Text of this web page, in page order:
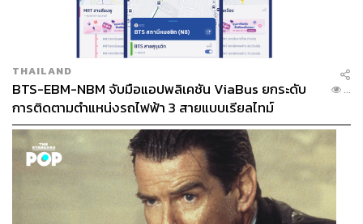
THAILAND
BTS-EBM-NBM จับมือแอปพลิเคชัน ViaBus ยกระดับ
การติดตามตำแหน่งรถไฟฟ้า 3 สายแบบเรียลไทม์
...